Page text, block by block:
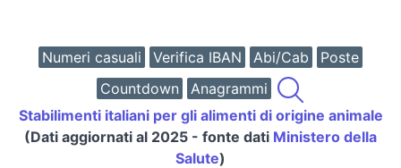
Numeri casuali Verifica IBAN Abi/Cab
Poste
Countdown
Anagrammi
Stabilimenti italiani per gli alimenti di origine animale
(Dati aggiornati al 2025 - fonte dati Ministero della
Salute)